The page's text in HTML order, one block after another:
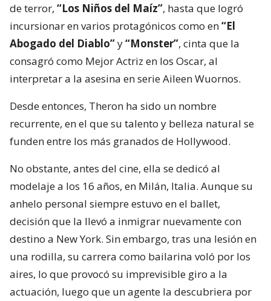
de terror, “Los Niños del Maíz”, hasta que logró
incursionar en varios protagónicos como en“El
Abogado del Diablo”y“Monster”, cinta que la
consagró como Mejor Actriz en los Oscar, al
interpretar a la asesina en serie Aileen Wuornos.
Desde entonces, Theron ha sido un nombre
recurrente, en el que su talento y belleza natural se
funden entre los más granados de Hollywood.
No obstante, antes del cine, ella se dedicó al
modelaje a los 16 años, en Milán, Italia. Aunque su
anhelo personal siempre estuvo en el ballet,
decisión que la llevó a inmigrar nuevamente con
destino a New York. Sin embargo, tras una lesión en
una rodilla, su carrera como bailarina voló por los
aires, lo que provocó su imprevisible giro a la
actuación, luego que un agente la descubriera por